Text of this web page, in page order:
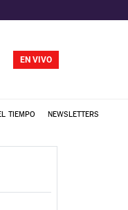
EN VIVO
TIEMPO NEWSLETTERS